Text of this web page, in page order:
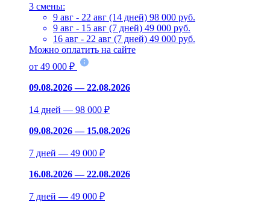
3 смены:
9 авг - 22 авг (14 дней) 98 000 руб.
9 авг - 15 авг (7 дней) 49 000 руб.
16 авг - 22 авг (7 дней) 49 000 руб.
Можно оплатить на сайте
от 49 000 ₽
09.08.2026 — 22.08.2026
14 дней — 98 000 ₽
09.08.2026 — 15.08.2026
7 дней — 49 000 ₽
16.08.2026 — 22.08.2026
7 дней — 49 000 ₽